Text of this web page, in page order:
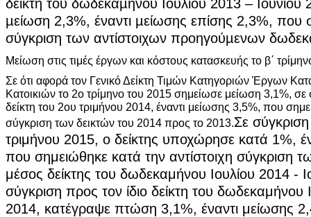
δείκτη του δωδεκαµήνου Ιουλίου 2013 –
µείωση 2,3%, έναντι µείωσης επίσης 2,3%, που
σύγκριση των αντίστοιχων προηγούµενων
Μείωση στις τιμές έργων και κόστους κατασκευής το β΄
Σε ότι αφορά τον Γενικό Δείκτη Τιμών Κατηγοριών Έργων
Κατοικιών το 2ο τρίμηνο του 2015 σημείωσε μείωση 3,1%, σε
δείκτη του 2ου τριμήνου 2014, έναντι μείωσης 3,5%, που
σύγκριση των δεικτών του 2014 προς το 2013.Σε
τριμήνου 2015, ο δείκτης υποχώρησε κατά 1%,
που σημειώθηκε κατά την αντίστοιχη σύγκριση
μέσος δείκτης του δωδεκαμήνου Ιουλίου 2014 -
σύγκριση προς τον ίδιο δείκτη του δωδεκαμήνου
2014, κατέγραψε πτώση 3,1%, έναντι μείωσης